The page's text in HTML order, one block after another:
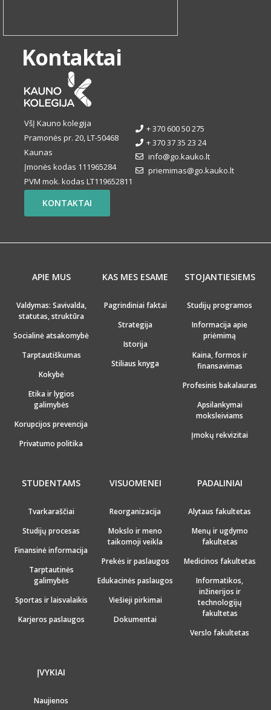
Kontaktai
VšĮ Kauno kolegija
Pramonės pr. 20, LT-50468
Kaunas
Įmonės kodas 111965284
PVM mok. kodas LT119652811
+ 370 600 50 275
+ 370 37 35 23 24
info@go.kauko.lt
priemimas@go.kauko.lt
KONTAKTAI
APIE MUS
Valdymas: Savivalda,
statutas, struktūra
Socialinė atsakomybė
Tarptautiškumas
Kokybė
Etika ir lygios
galimybės
Korupcijos prevencija
Privatumo politika
KAS MES ESAME
Pagrindiniai faktai
Strategija
Istorija
Stiliaus knyga
STOJANTIESIEMS
Studijų programos
Informacija apie
priėmimą
Kaina, formos ir
finansavimas
Profesinis bakalauras
Apsilankymai
moksleiviams
Įmokų rekvizitai
STUDENTAMS
Tvarkaraščiai
Studijų procesas
Finansinė informacija
Tarptautinės
galimybės
Sportas ir laisvalaikis
Karjeros paslaugos
VISUOMENEI
Reorganizacija
Mokslo ir meno
taikomoji veikla
Prekės ir paslaugos
Edukacinės paslaugos
Viešieji pirkimai
Dokumentai
PADALINIAI
Alytaus fakultetas
Menų ir ugdymo
fakultetas
Medicinos fakultetas
Informatikos,
inžinerijos ir
technologijų
fakultetas
Verslo fakultetas
ĮVYKIAI
Naujienos